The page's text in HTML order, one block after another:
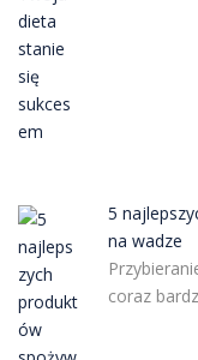
5
na wadze
coraz